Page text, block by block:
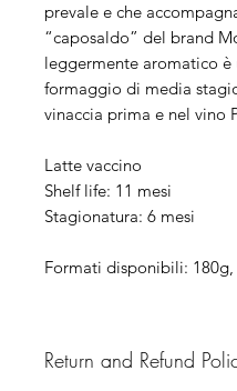
prevale e che
“caposaldo” del brand
leggermente aromatico
formaggio di media
vinaccia prima e nel vino
Latte vaccino
Shelf life: 11 mesi
Stagionatura: 6 mesi
Formati disponibili: 180g,
Return and Refund